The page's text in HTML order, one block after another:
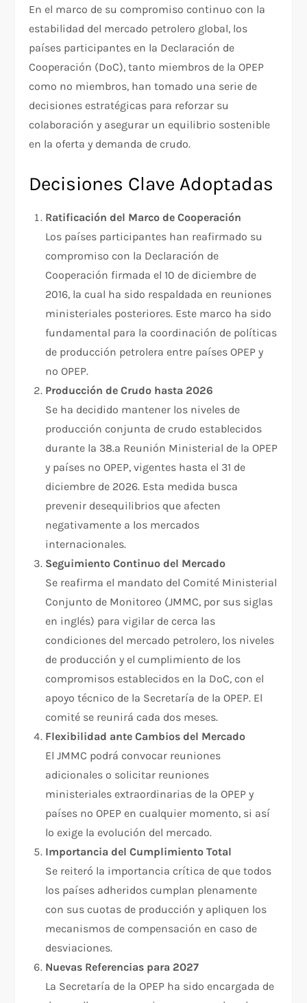
En el marco de su compromiso continuo con la
estabilidad del mercado petrolero global, los
países participantes en la Declaración de
Cooperación (DoC), tanto miembros de la OPEP
como no miembros, han tomado una serie de
decisiones estratégicas para reforzar su
colaboración y asegurar un equilibrio sostenible
en la oferta y demanda de crudo.
Decisiones Clave Adoptadas
Ratificación del Marco de Cooperación
Los países participantes han reafirmado su
compromiso con la Declaración de
Cooperación firmada el 10 de diciembre de
2016, la cual ha sido respaldada en reuniones
ministeriales posteriores. Este marco ha sido
fundamental para la coordinación de políticas
de producción petrolera entre países OPEP y
no OPEP.
Producción de Crudo hasta 2026
Se ha decidido mantener los niveles de
producción conjunta de crudo establecidos
durante la 38.ª Reunión Ministerial de la OPEP
y países no OPEP, vigentes hasta el 31 de
diciembre de 2026. Esta medida busca
prevenir desequilibrios que afecten
negativamente a los mercados
internacionales.
Seguimiento Continuo del Mercado
Se reafirma el mandato del Comité Ministerial
Conjunto de Monitoreo (JMMC, por sus siglas
en inglés) para vigilar de cerca las
condiciones del mercado petrolero, los niveles
de producción y el cumplimiento de los
compromisos establecidos en la DoC, con el
apoyo técnico de la Secretaría de la OPEP. El
comité se reunirá cada dos meses.
Flexibilidad ante Cambios del Mercado
El JMMC podrá convocar reuniones
adicionales o solicitar reuniones
ministeriales extraordinarias de la OPEP y
países no OPEP en cualquier momento, si así
lo exige la evolución del mercado.
Importancia del Cumplimiento Total
Se reiteró la importancia crítica de que todos
los países adheridos cumplan plenamente
con sus cuotas de producción y apliquen los
mecanismos de compensación en caso de
desviaciones.
Nuevas Referencias para 2027
La Secretaría de la OPEP ha sido encargada de